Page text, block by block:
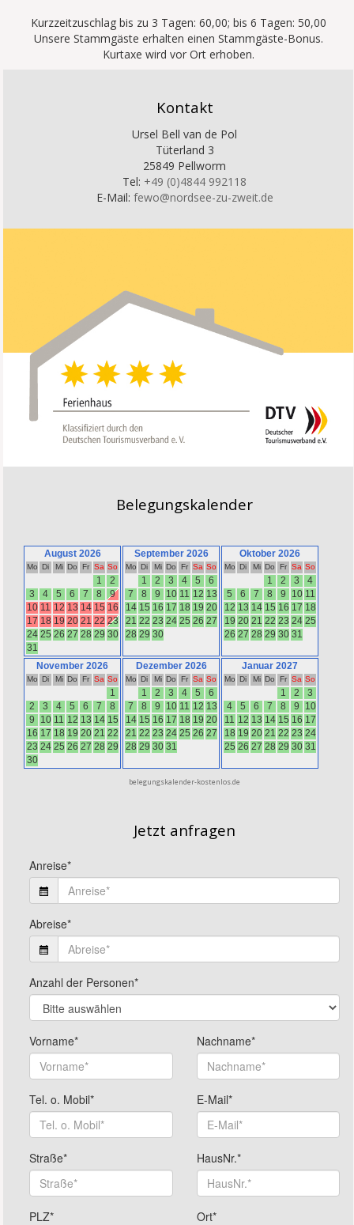
Kurzzeitzuschlag bis zu 3 Tagen: 60,00; bis 6 Tagen: 50,00
Unsere Stammgäste erhalten einen Stammgäste-Bonus.
Kurtaxe wird vor Ort erhoben.
Kontakt
Ursel Bell van de Pol
Tüterland 3
25849 Pellworm
Tel: +49 (0)4844 992118
E-Mail: fewo@nordsee-zu-zweit.de
Belegungskalender
belegungskalender-kostenlos.de
Jetzt anfragen